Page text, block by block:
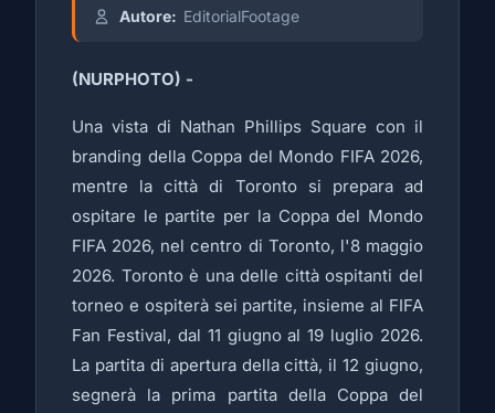
Autore: EditorialFootage
(NURPHOTO) -
Una vista di Nathan Phillips Square con il
branding della Coppa del Mondo FIFA 2026,
mentre la città di Toronto si prepara ad
ospitare le partite per la Coppa del Mondo
FIFA 2026, nel centro di Toronto, l'8 maggio
2026. Toronto è una delle città ospitanti del
torneo e ospiterà sei partite, insieme al FIFA
Fan Festival, dal 11 giugno al 19 luglio 2026.
La partita di apertura della città, il 12 giugno,
segnerà la prima partita della Coppa del